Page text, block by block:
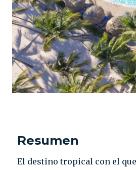
Resumen
El destino tropical con el